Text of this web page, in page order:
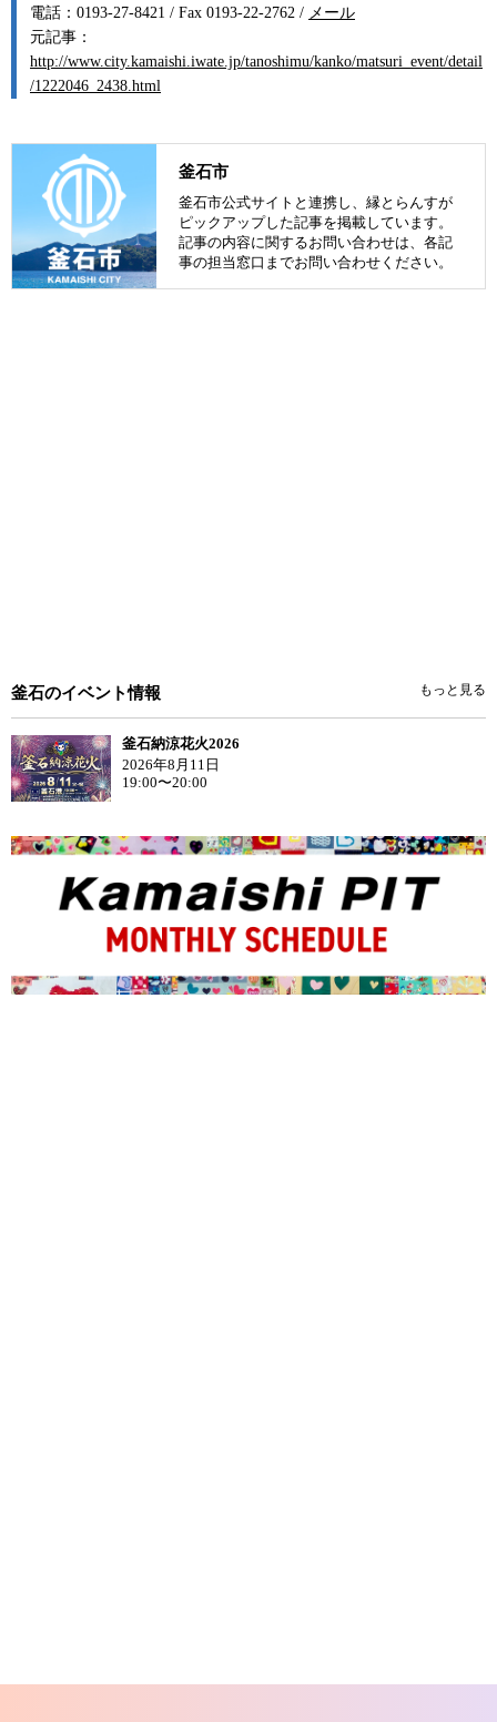
電話：0193-27-8421 / Fax 0193-22-2762 / メール
元記事：
http://www.city.kamaishi.iwate.jp/tanoshimu/kanko/matsuri_event/detail
/1222046_2438.html
釜石市
釜石市公式サイトと連携し、縁とらんすが
ピックアップした記事を掲載しています。
記事の内容に関するお問い合わせは、各記
事の担当窓口までお問い合わせください。
釜石のイベント情報 もっと見る
釜石納涼花火2026
2026年8月11日
19:00〜20:00